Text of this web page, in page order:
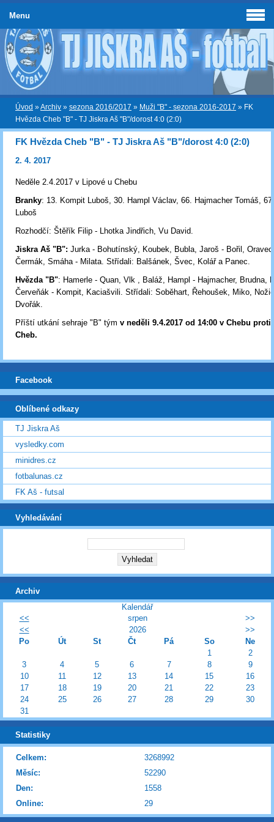
Úvod »Archiv » sezona 2016/2017 » Muži "B" - sezona 2016-2017 » FK
Hvězda Cheb "B" - TJ Jiskra Aš "B"/dorost 4:0 (2:0)
FK Hvězda Cheb "B" - TJ Jiskra Aš "B"/dorost 4:0 (2:0)
2. 4. 2017
Neděle 2.4.2017 v Lipové u Chebu
Branky: 13. Kompit Luboš, 30. Hampl Václav, 66. Hajmacher Tomáš,
Luboš
Rozhodčí: Štěřík Filip - Lhotka Jindřich, Vu David.
Jiskra Aš "B": Jurka - Bohutínský, Koubek, Bubla, Jaroš - Bořil,
Čermák, Smáha - Milata. Střídali: Balšánek, Švec, Kolář a Panec.
Hvězda "B": Hamerle - Quan, Vlk , Baláž, Hampl - Hajmacher, Brudna,
Červeňák - Kompit, Kaciašvili. Střídali: Soběhart, Řehoušek, Miko,
Dvořák.
Příští utkání sehraje "B" tým v neděli 9.4.2017 od 14:00 v Chebu proti
Cheb.
Menu
Facebook
Oblíbené odkazy
TJ Jiskra Aš
vysledky.com
minidres.cz
fotbalunas.cz
FK Aš - futsal
Vyhledávání
Archiv
Kalendář
<<
srpen
>>
<<
2026
>>
Po
Út St Čt Pá So
Ne
1
2
3
4 5 6 7 8
9
10
11 12 13 14 15
16
17
18 19 20 21 22
23
24
25 26 27 28 29
30
31
Statistiky
Online: 29
Celkem:
3268992
Měsíc:
52290
Den:
1558